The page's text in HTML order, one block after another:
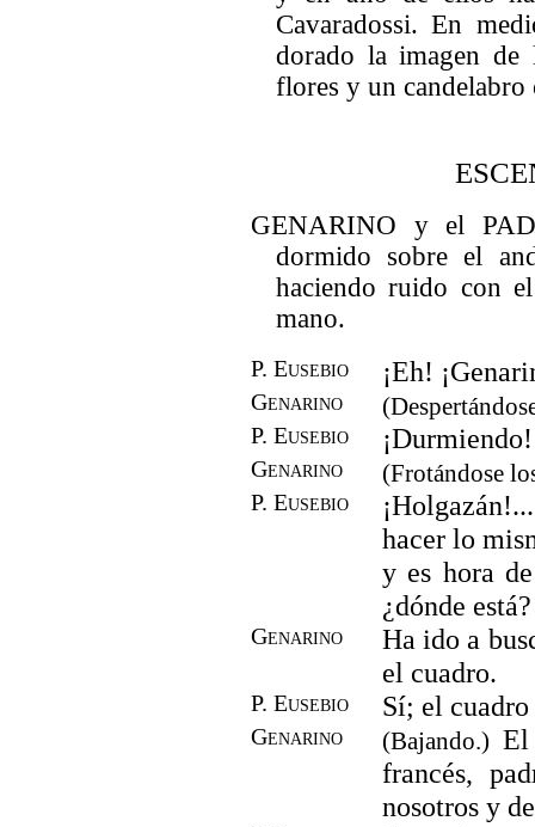
Cavaradossi. En
dorado la imagen
flores y un candelabro
GENARINO y el
dormido sobre el
haciendo ruido con
mano.
P. Eusebio ¡Eh!
Genarino
P. Eusebio ¡Durmiendo!
Genarino (Frotándose
P. Eusebio
hacer lo
y es hora
¿dónde está?
Genarino
Ha ido a
el cuadro.
P. Eusebio Sí; el
Genarino (Bajando.) El
francés,
nosotros y